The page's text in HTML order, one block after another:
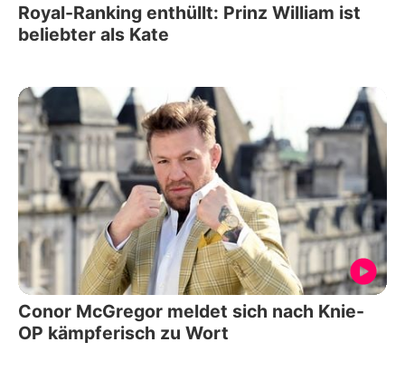
Royal-Ranking enthüllt: Prinz William ist
beliebter als Kate
Conor McGregor meldet sich nach Knie-
OP kämpferisch zu Wort